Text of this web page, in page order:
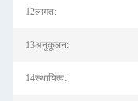
12लागत:
13अनुकूलन:
14स्थायित्व: